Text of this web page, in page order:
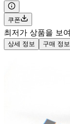
쿠폰
최저가 상품을 보
상세 정보 구매 정보